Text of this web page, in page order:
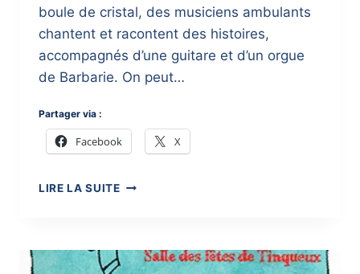
boule de cristal, des musiciens ambulants
chantent et racontent des histoires,
accompagnés d’une guitare et d’un orgue
de Barbarie. On peut…
Partager via :
Facebook X
LIRE LA SUITEJARDIN
2017